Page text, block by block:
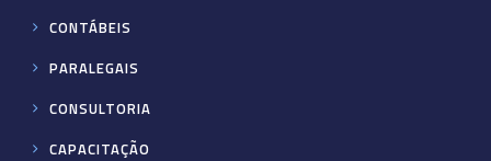
CONTÁBEIS
PARALEGAIS
CONSULTORIA
CAPACITAÇÃO